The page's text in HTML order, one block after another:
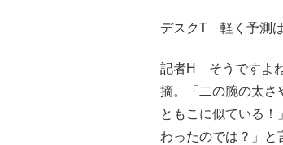
デスクT 軽く予測
記者H そうですよ
摘。「二の腕の太
ともこに似ている
わったのでは？」と